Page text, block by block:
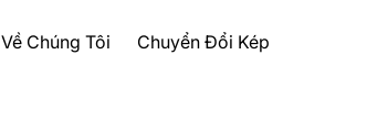
Về Chúng Tôi Chuyển Đổi Kép